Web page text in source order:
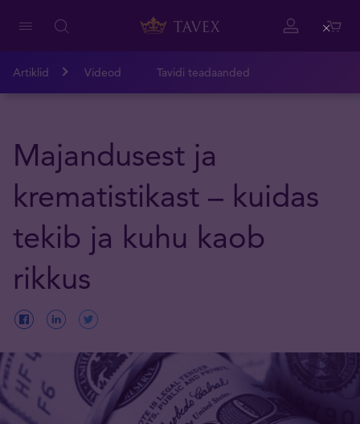
Artiklid Videod Tavidi teadaanded
Majandusest ja
krematistikast – kuidas
tekib ja kuhu kaob
rikkus
Close